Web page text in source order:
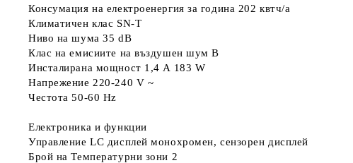
Консумация на електроенергия за година 202 квтч/a
Климатичен клас SN-T
Ниво на шума 35 dB
Клас на емисиите на въздушен шум B
Инсталирана мощност 1,4 A 183 W
Напрежение 220-240 V ~
Честота 50-60 Hz
Електроника и функции
Управление LC дисплей монохромен, сензорен дисплей
Брой на Температурни зони 2